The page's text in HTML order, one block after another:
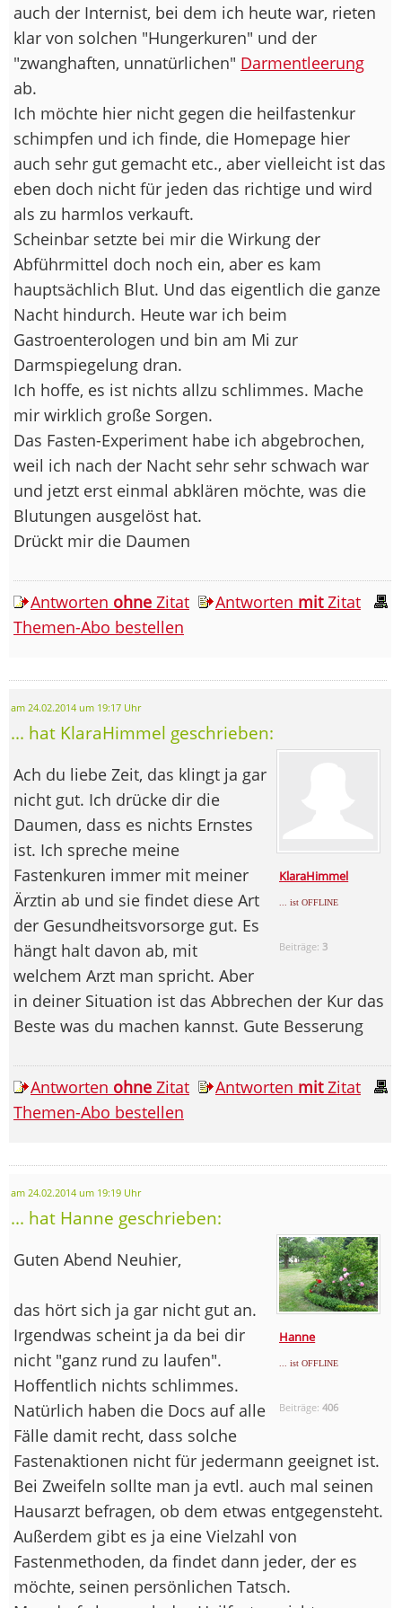
auch der Internist, bei dem ich heute war, rieten
klar von solchen "Hungerkuren" und der
"zwanghaften, unnatürlichen" Darmentleerung
ab.
Ich möchte hier nicht gegen die heilfastenkur
schimpfen und ich finde, die Homepage hier
auch sehr gut gemacht etc., aber vielleicht ist das
eben doch nicht für jeden das richtige und wird
als zu harmlos verkauft.
Scheinbar setzte bei mir die Wirkung der
Abführmittel doch noch ein, aber es kam
hauptsächlich Blut. Und das eigentlich die ganze
Nacht hindurch. Heute war ich beim
Gastroenterologen und bin am Mi zur
Darmspiegelung dran.
Ich hoffe, es ist nichts allzu schlimmes. Mache
mir wirklich große Sorgen.
Das Fasten-Experiment habe ich abgebrochen,
weil ich nach der Nacht sehr sehr schwach war
und jetzt erst einmal abklären möchte, was die
Blutungen ausgelöst hat.
Drückt mir die Daumen
Antworten ohne Zitat Antworten mitZitat
Themen-Abo bestellen
am 24.02.2014 um 19:17 Uhr
... hat KlaraHimmel geschrieben:
KlaraHimmel
... ist OFFLINE
Beiträge: 3
Ach du liebe Zeit, das klingt ja gar
nicht gut. Ich drücke dir die
Daumen, dass es nichts Ernstes
ist. Ich spreche meine
Fastenkuren immer mit meiner
Ärztin ab und sie findet diese Art
der Gesundheitsvorsorge gut. Es
hängt halt davon ab, mit
welchem Arzt man spricht. Aber
in deiner Situation ist das Abbrechen der Kur das
Beste was du machen kannst. Gute Besserung
Antworten ohne Zitat Antworten mitZitat
Themen-Abo bestellen
am 24.02.2014 um 19:19 Uhr
... hat Hanne geschrieben:
Hanne
... ist OFFLINE
Beiträge:406
Guten Abend Neuhier,
das hört sich ja gar nicht gut an.
Irgendwas scheint ja da bei dir
nicht "ganz rund zu laufen".
Hoffentlich nichts schlimmes.
Natürlich haben die Docs auf alle
Fälle damit recht, dass solche
Fastenaktionen nicht für jedermann geeignet ist.
Bei Zweifeln sollte man ja evtl. auch mal seinen
Hausarzt befragen, ob dem etwas entgegensteht.
Außerdem gibt es ja eine Vielzahl von
Fastenmethoden, da findet dann jeder, der es
möchte, seinen persönlichen Tatsch.